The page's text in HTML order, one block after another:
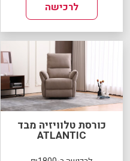
לרכישה
כורסת טלוויזיה מבד
ATLANTIC